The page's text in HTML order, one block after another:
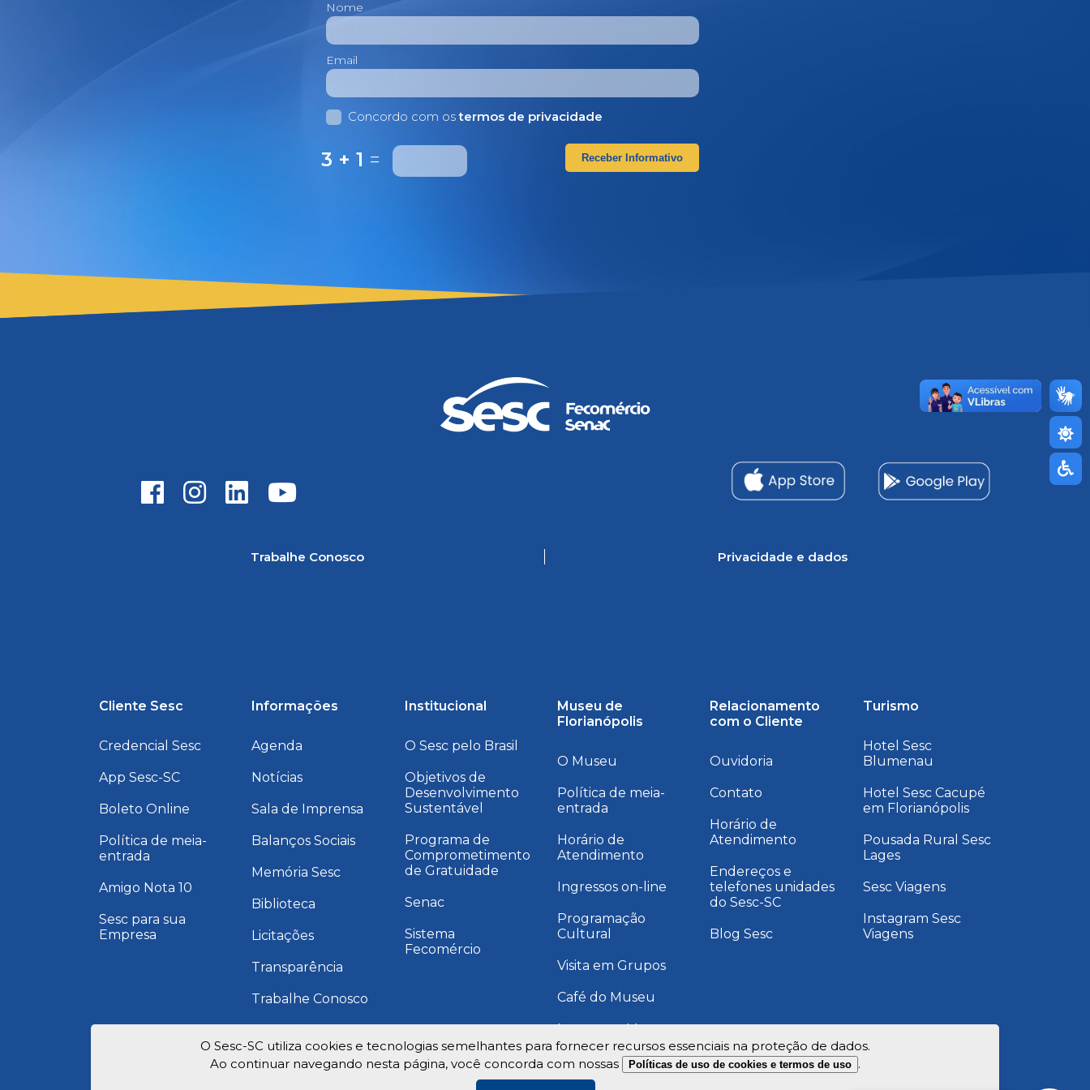
Nome
Email
Concordo com ostermos de privacidade
3 + 1 = Receber Informativo
Trabalhe Conosco Privacidade e dados
Cliente Sesc
Credencial Sesc
App Sesc-SC
Boleto Online
Política de meia-
entrada
Amigo Nota 10
Sesc para sua
Empresa
Informações
Agenda
Notícias
Sala de Imprensa
Balanços Sociais
Memória Sesc
Biblioteca
Licitações
Transparência
Trabalhe Conosco
Integridade
Institucional
O Sesc pelo Brasil
Objetivos de
Desenvolvimento
Sustentável
Programa de
Comprometimento
de Gratuidade
Senac
Sistema
Fecomércio
Museu de
Florianópolis
O Museu
Política de meia-
entrada
Horário de
Atendimento
Ingressos on-line
Programação
Cultural
Visita em Grupos
Café do Museu
Instagram Museu
Relacionamento
com o Cliente
Ouvidoria
Contato
Horário de
Atendimento
Endereços e
telefones unidades
do Sesc-SC
Blog Sesc
Turismo
Hotel Sesc
Blumenau
Hotel Sesc Cacupé
em Florianópolis
Pousada Rural Sesc
Lages
Sesc Viagens
Instagram Sesc
Viagens
O Sesc-SC utiliza cookies e tecnologias semelhantes para fornecer recursos essenciais na proteção de dados.
Ao continuar navegando nesta página, você concorda com nossas
Políticas de uso de cookies e termos de uso .